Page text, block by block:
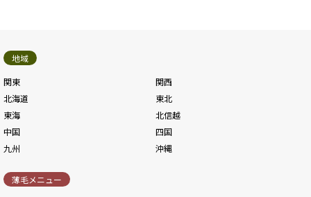
地域
関東
関西
北海道
東北
東海
北信越
中国
四国
九州
沖縄
薄毛メニュー